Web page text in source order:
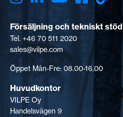
Försäljning och tekniskt
Tel. +46 70 511 2020
sales@vilpe.com
Öppet Mån-Fre: 08.00-16.00
Huvudkontor
VILPE Oy
Handelsvägen 9